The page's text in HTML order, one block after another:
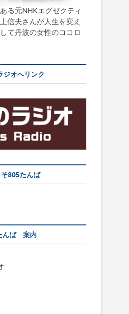
る元NHKエグゼクティ
信夫さんが人生を変え
て丹波の女性のココロ
ジオへリンク
805たんば
んば 案内